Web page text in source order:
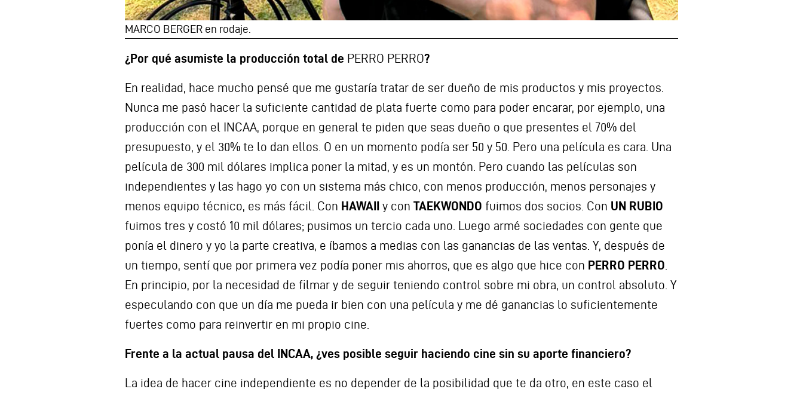
MARCO BERGER en rodaje.
¿Por qué asumiste la producción total de PERRO PERRO?
En realidad, hace mucho pensé que me gustaría tratar de ser dueño de mis productos y mis proyectos.
Nunca me pasó hacer la suficiente cantidad de plata fuerte como para poder encarar, por ejemplo, una
producción con el INCAA, porque en general te piden que seas dueño o que presentes el 70% del
presupuesto, y el 30% te lo dan ellos. O en un momento podía ser 50 y 50. Pero una película es cara. Una
película de 300 mil dólares implica poner la mitad, y es un montón. Pero cuando las películas son
independientes y las hago yo con un sistema más chico, con menos producción, menos personajes y
menos equipo técnico, es más fácil. Con HAWAII y con TAEKWONDO fuimos dos socios. Con UN RUBIO
fuimos tres y costó 10 mil dólares; pusimos un tercio cada uno. Luego armé sociedades con gente que
ponía el dinero y yo la parte creativa, e íbamos a medias con las ganancias de las ventas. Y, después de
un tiempo, sentí que por primera vez podía poner mis ahorros, que es algo que hice con PERRO PERRO
En principio, por la necesidad de filmar y de seguir teniendo control sobre mi obra, un control absoluto. Y
especulando con que un día me pueda ir bien con una película y me dé ganancias lo suficientemente
fuertes como para reinvertir en mi propio cine.
Frente a la actual pausa del INCAA, ¿ves posible seguir haciendo cine sin su aporte financiero?
La idea de hacer cine independiente es no depender de la posibilidad que te da otro, en este caso el